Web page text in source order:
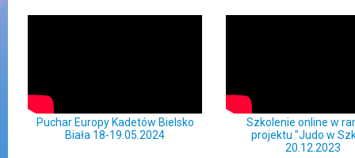
Puchar Europy Kadetów Bielsko
Biała 18-19.05.2024
Szkolenie online w
projektu "Judo w
20.12.2023